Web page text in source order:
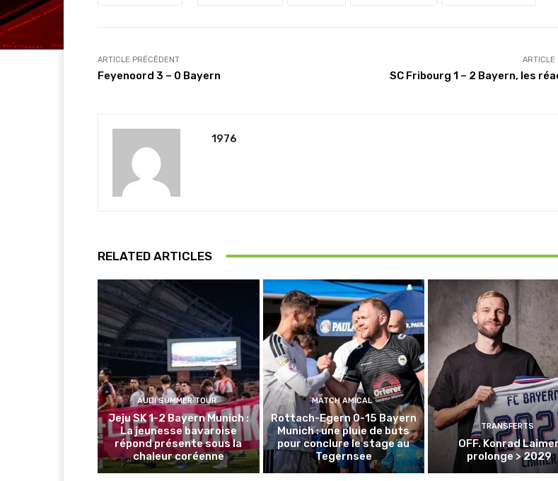
ARTICLE PRÉCÉDENT
Feyenoord 3 – 0 Bayern
ARTICLE
SC Fribourg 1 – 2 Bayern, les
1976
RELATED ARTICLES
AUDI SUMMER TOUR
Jeju SK 1-2 Bayern Munich :
La jeunesse bavaroise
répond présente sous la
chaleur coréenne
MATCH AMICAL
Rottach-Egern 0-15 Bayern
Munich : une pluie de buts
pour conclure le stage au
Tegernsee
TRANSFERTS
OFF. Konrad
prolonge > 2029